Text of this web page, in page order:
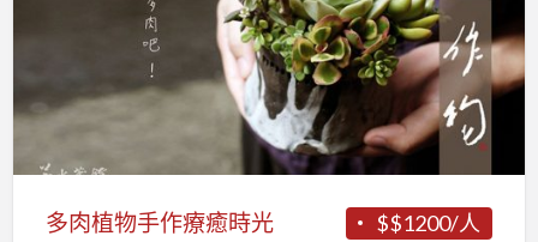
作
療
時
$$1200/人
多肉植物手作療癒時光